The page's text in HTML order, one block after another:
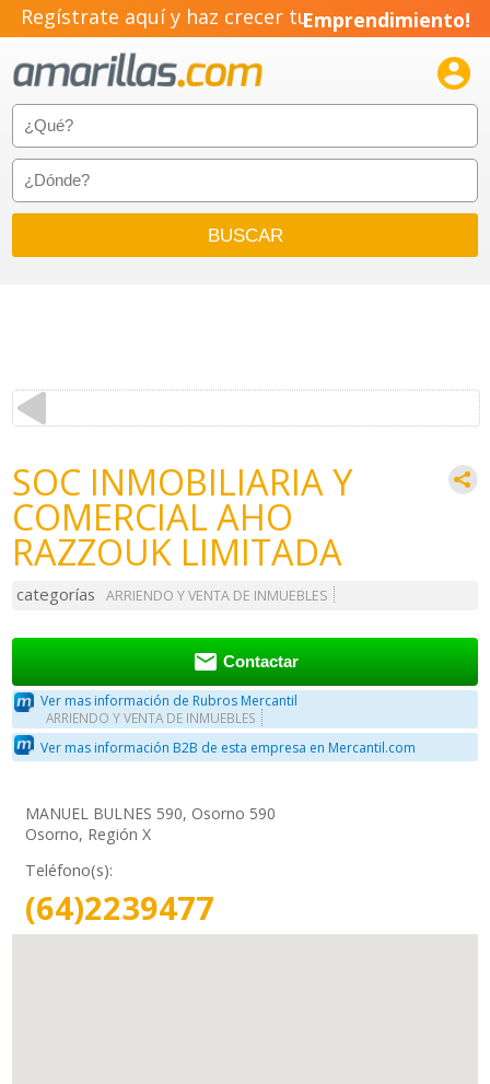
Regístrate aquí y haz crecer tuEmprendimiento!

SOC INMOBILIARIA Y
COMERCIAL AHO
RAZZOUK LIMITADA
categorías ARRIENDO Y VENTA DE INMUEBLES
 Contactar
Ver mas información de Rubros Mercantil
ARRIENDO Y VENTA DE INMUEBLES
Ver mas información B2B de esta empresa en Mercantil.com
MANUEL BULNES 590, Osorno 590
Osorno, Región X
Teléfono(s):
(64)2239477